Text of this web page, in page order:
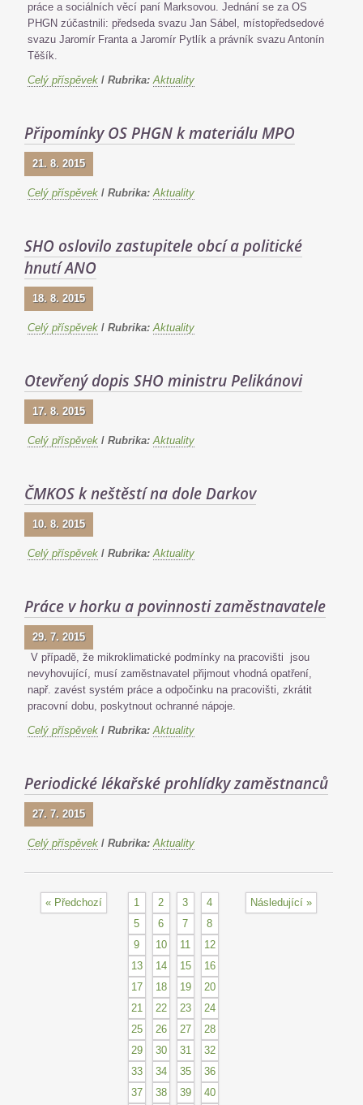
práce a sociálních věcí paní Marksovou. Jednání se za OS
PHGN zúčastnili: předseda svazu Jan Sábel, místopředsedové
svazu Jaromír Franta a Jaromír Pytlík a právník svazu Antonín
Těšík.
Celý příspěvek / Rubrika: Aktuality
Připomínky OS PHGN k materiálu MPO
21. 8. 2015
Celý příspěvek / Rubrika: Aktuality
SHO oslovilo zastupitele obcí a politické
hnutí ANO
18. 8. 2015
Celý příspěvek / Rubrika: Aktuality
Otevřený dopis SHO ministru Pelikánovi
17. 8. 2015
Celý příspěvek / Rubrika: Aktuality
ČMKOS k neštěstí na dole Darkov
10. 8. 2015
Celý příspěvek / Rubrika: Aktuality
Práce v horku a povinnosti zaměstnavatele
29. 7. 2015
V případě, že mikroklimatické podmínky na pracovišti jsou
nevyhovující, musí zaměstnavatel přijmout vhodná opatření,
např. zavést systém práce a odpočinku na pracovišti, zkrátit
pracovní dobu, poskytnout ochranné nápoje.
Celý příspěvek / Rubrika: Aktuality
Periodické lékařské prohlídky zaměstnanců
27. 7. 2015
Celý příspěvek / Rubrika: Aktuality
« Předchozí 1 2 3
4
5
6 7
8
9
10 11
12
13
14 15
16
17
18 19
20
21
22 23
24
25
26 27
28
29
30 31
32
33
34 35
36
37
38 39 40
Následující »